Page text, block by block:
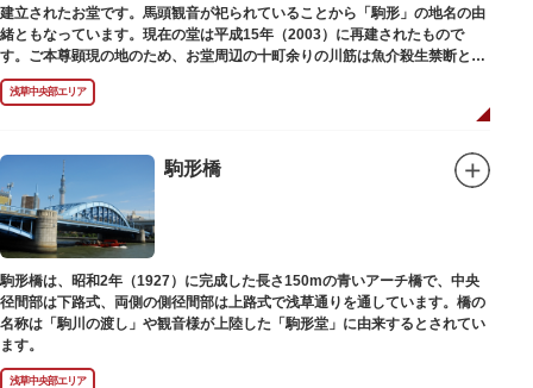
建立されたお堂です。馬頭観音が祀られていることから「駒形」の地名の由
緒ともなっています。現在の堂は平成15年（2003）に再建されたもので
す。ご本尊顕現の地のため、お堂周辺の十町余りの川筋は魚介殺生禁断とな
り、戒殺碑が建立されました。
浅草中央部エリア
駒形橋
駒形橋は、昭和2年（1927）に完成した長さ150mの青いアーチ橋で、中央
径間部は下路式、両側の側径間部は上路式で浅草通りを通しています。橋の
名称は「駒川の渡し」や観音様が上陸した「駒形堂」に由来するとされてい
ます。
浅草中央部エリア